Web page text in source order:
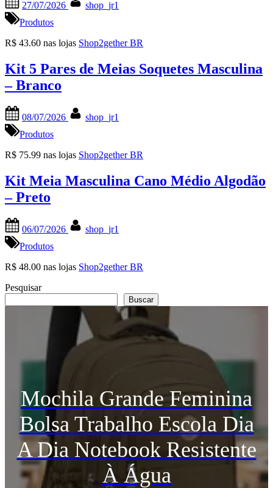
on
27/07/2026
shop_jr1
Produtos
R$ 43.60 nas lojas Shop2gether BR
Kit 5 Pares de Meias Soquetes Masculina
– Branco
on
08/07/2026
shop_jr1
Produtos
R$ 75.99 nas lojas Shop2gether BR
Kit Meia Masculina Cano Médio Algodão
– Preto
on
06/07/2026
shop_jr1
Produtos
R$ 48.00 nas lojas Shop2gether BR
Pesquisar
Buscar
Mochila Grande Feminina
Bolsa Trabalho Escola Dia
A Dia Notebook Resistente
À Água